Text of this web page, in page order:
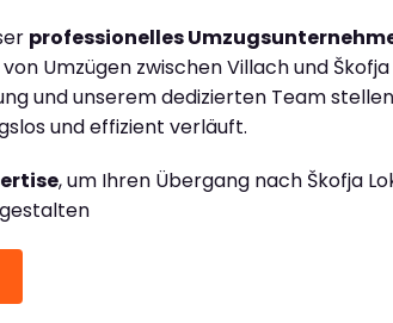
professionelles
Umzügen zwischen Villach und Škofja
und unserem dedizierten Team
und effizient verläuft.
, um Ihren Übergang nach Škofja